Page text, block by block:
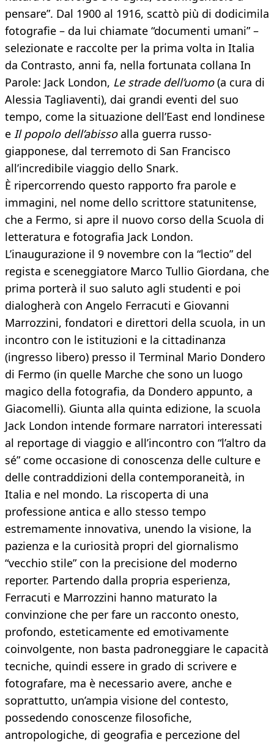
pensare”. Dal 1900 al 1916, scattò più di dodicimila
fotografie – da lui chiamate “documenti umani” –
selezionate e raccolte per la prima volta in Italia
da Contrasto, anni fa, nella fortunata collana In
Parole: Jack London, Le strade dell’uomo(a cura di
Alessia Tagliaventi), dai grandi eventi del suo
tempo, come la situazione dell’East end londinese
e Il popolo dell’abissoalla guerra russo-
giapponese, dal terremoto di San Francisco
all’incredibile viaggio dello Snark.
È ripercorrendo questo rapporto fra parole e
immagini, nel nome dello scrittore statunitense,
che a Fermo, si apre il nuovo corso della Scuola di
letteratura e fotografia Jack London.
L’inaugurazione il 9 novembre con la “lectio” del
regista e sceneggiatore Marco Tullio Giordana, che
prima porterà il suo saluto agli studenti e poi
dialogherà con Angelo Ferracuti e Giovanni
Marrozzini, fondatori e direttori della scuola, in un
incontro con le istituzioni e la cittadinanza
(ingresso libero) presso il Terminal Mario Dondero
di Fermo (in quelle Marche che sono un luogo
magico della fotografia, da Dondero appunto, a
Giacomelli). Giunta alla quinta edizione, la scuola
Jack London intende formare narratori interessati
al reportage di viaggio e all’incontro con “l’altro da
sé” come occasione di conoscenza delle culture e
delle contraddizioni della contemporaneità, in
Italia e nel mondo. La riscoperta di una
professione antica e allo stesso tempo
estremamente innovativa, unendo la visione, la
pazienza e la curiosità propri del giornalismo
“vecchio stile” con la precisione del moderno
reporter. Partendo dalla propria esperienza,
Ferracuti e Marrozzini hanno maturato la
convinzione che per fare un racconto onesto,
profondo, esteticamente ed emotivamente
coinvolgente, non basta padroneggiare le capacità
tecniche, quindi essere in grado di scrivere e
fotografare, ma è necessario avere, anche e
soprattutto, un’ampia visione del contesto,
possedendo conoscenze filosofiche,
antropologiche, di geografia e percezione del